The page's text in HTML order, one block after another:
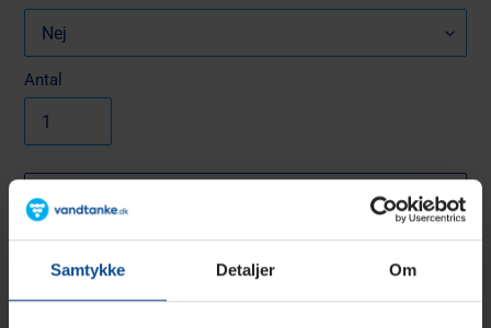
Samtykke Detaljer Om
Antal